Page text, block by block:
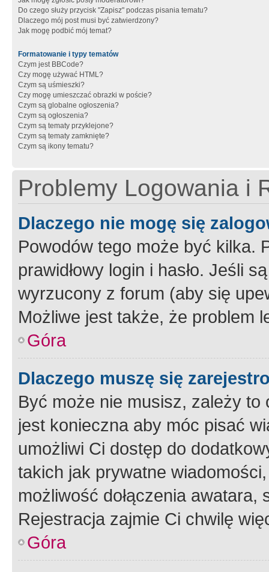
Do czego służy przycisk "Zapisz" podczas pisania tematu?
Dlaczego mój post musi być zatwierdzony?
Jak mogę podbić mój temat?
Formatowanie i typy tematów
Czym jest BBCode?
Czy mogę używać HTML?
Czym są uśmieszki?
Czy mogę umieszczać obrazki w poście?
Czym są globalne ogłoszenia?
Czym są ogłoszenia?
Czym są tematy przyklejone?
Czym są tematy zamknięte?
Czym są ikony tematu?
Problemy Logowania i
Dlaczego nie mogę się
Powodów tego może być kilka.
prawidłowy login i hasło. Jeśli
wyrzucony z forum (aby się
Możliwe jest także, że problem
Góra
Dlaczego muszę się
Być może nie musisz, zależy
jest konieczna aby móc pisać
umożliwi Ci dostęp do
takich jak prywatne
możliwość dołączenia
Rejestracja zajmie Ci chwilę
Góra